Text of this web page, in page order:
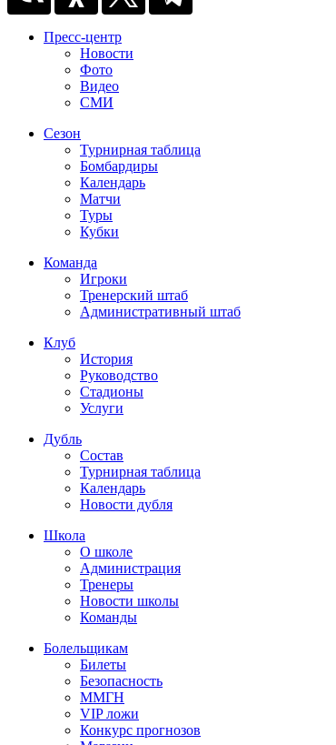
Пресс-центр
Новости
Фото
Видео
СМИ
Сезон
Турнирная таблица
Бомбардиры
Календарь
Матчи
Туры
Кубки
Команда
Игроки
Тренерский штаб
Административный штаб
Клуб
История
Руководство
Стадионы
Услуги
Дубль
Состав
Турнирная таблица
Календарь
Новости дубля
Школа
О школе
Администрация
Тренеры
Новости школы
Команды
Болельщикам
Билеты
Безопасность
ММГН
VIP ложи
Конкурс прогнозов